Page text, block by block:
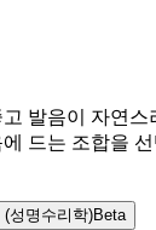
발음이 자연스
드는 조합을
성명수리학)Beta